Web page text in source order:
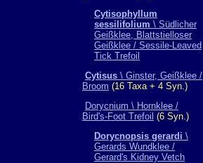
Cytisophyllum
sessilifolium \ Südlicher
Geißklee, Blattstielloser
Geißklee / Sessile-Leaved
Tick Trefoil
Cytisus \ Ginster, Geißklee /
Broom (16 Taxa + 4 Syn.)
Dorycnium \ Hornklee /
Bird's-Foot Trefoil (6 Syn.)
Dorycnopsis gerardi \
Gerards Wundklee /
Gerard's Kidney Vetch